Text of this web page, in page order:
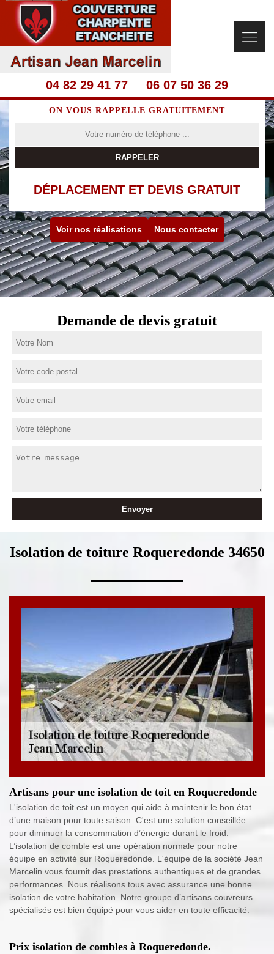
04 82 29 41 77 06 07 50 36 29
ON VOUS RAPPELLE GRATUITEMENT
DÉPLACEMENT ET DEVIS GRATUIT
Voir nos réalisations Nous contacter
Demande de devis gratuit
Isolation de toiture Roqueredonde 34650
Artisans pour une isolation de toit en Roqueredonde
L'isolation de toit est un moyen qui aide à maintenir le bon état
d’une maison pour toute saison. C'est une solution conseillée
pour diminuer la consommation d’énergie durant le froid.
L’isolation de comble est une opération normale pour notre
équipe en activité sur Roqueredonde. L'équipe de la société Jean
Marcelin vous fournit des prestations authentiques et de grandes
performances. Nous réalisons tous avec assurance une bonne
isolation de votre habitation. Notre groupe d’artisans couvreurs
spécialisés est bien équipé pour vous aider en toute efficacité.
Prix isolation de combles à Roqueredonde.